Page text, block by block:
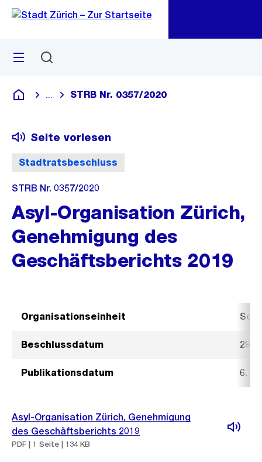
Navigation
Sprunglink
Menü
Deutsch
Blende alle Breadcrumbs ein
STRB Nr. 0357/2020
Stadtratsbeschluss
Seite vorlesen
STRB Nr. 0357/2020
Asyl-Organisation Zürich,
Genehmigung des
Geschäftsberichts 2019
Organisationseinheit
Beschlussdatum 29.
Publikationsdatum 6.
Asyl-Organisation Zürich, Genehmigung
des Geschäftsberichts 2019
PDF | 1 Seite | 134 KB